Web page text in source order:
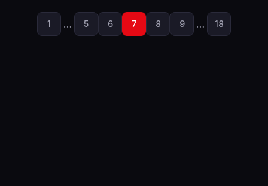
1 … 5 6 7 8 9 … 18